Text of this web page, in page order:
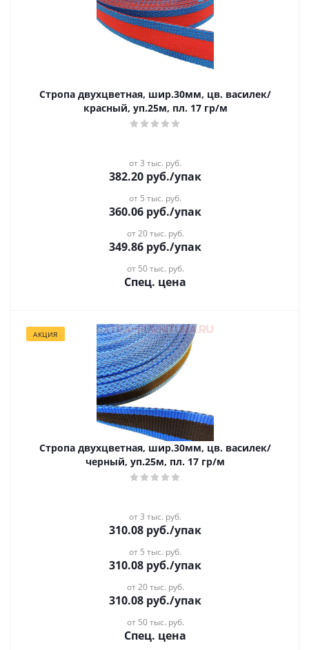
Стропа двухцветная, шир.30мм, цв. василек/
красный, уп.25м, пл. 17 гр/м
от 3 тыс. руб.
382.20 руб./упак
от 5 тыс. руб.
360.06 руб./упак
от 20 тыс. руб.
349.86 руб./упак
от 50 тыс. руб.
Спец. цена
АКЦИЯ
Стропа двухцветная, шир.30мм, цв. василек/
черный, уп.25м, пл. 17 гр/м
от 3 тыс. руб.
310.08 руб./упак
от 5 тыс. руб.
310.08 руб./упак
от 20 тыс. руб.
310.08 руб./упак
от 50 тыс. руб.
Спец. цена